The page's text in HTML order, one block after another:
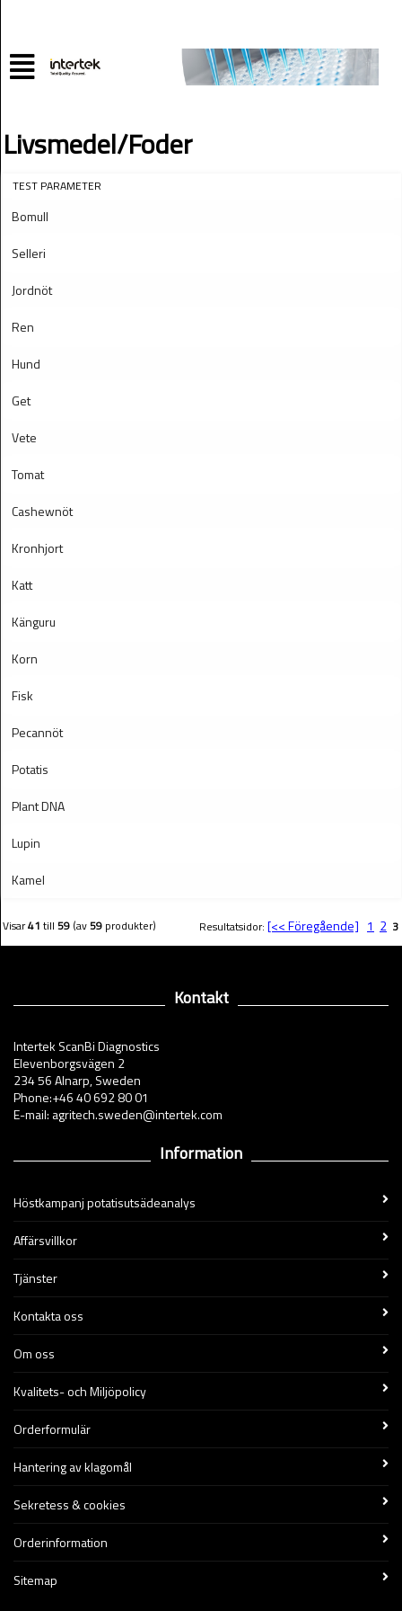
Livsmedel/Foder
TEST PARAMETER
Bomull
Selleri
Jordnöt
Ren
Hund
Get
Vete
Tomat
Cashewnöt
Kronhjort
Katt
Känguru
Korn
Fisk
Pecannöt
Potatis
Plant DNA
Lupin
Kamel
Visar41 till 59 (av59 produkter) Resultatsidor: [<< Föregående] 1 2 3
Kontakt
Intertek ScanBi Diagnostics
Elevenborgsvägen 2
234 56 Alnarp, Sweden
Phone:+46 40 692 80 01
E-mail: agritech.sweden@intertek.com
Information
Höstkampanj potatisutsädeanalys
Affärsvillkor
Tjänster
Kontakta oss
Om oss
Kvalitets- och Miljöpolicy
Orderformulär
Hantering av klagomål
Sekretess & cookies
Orderinformation
Sitemap